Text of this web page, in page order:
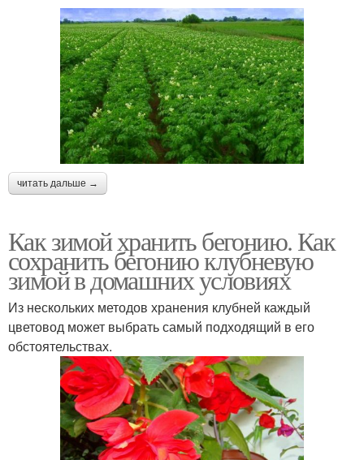
читать дальше →
Как зимой хранить бегонию. Как
сохранить бегонию клубневую
зимой в домашних условиях
Из нескольких методов хранения клубней каждый
цветовод может выбрать самый подходящий в его
обстоятельствах.